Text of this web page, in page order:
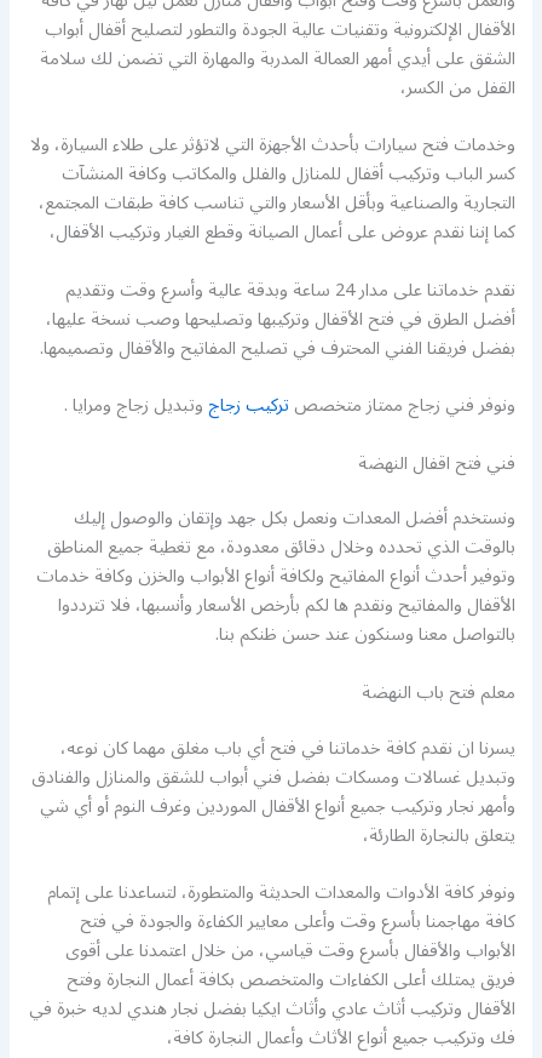
الأقفال الإلكترونية وتقنيات عالية الجودة والتطور لتصليح أقفال أبواب
الشقق على أيدي أمهر العمالة المدربة والمهارة التي تضمن لك سلامة
القفل من الكسر،
وخدمات فتح سيارات بأحدث الأجهزة التي لاتؤثر على طلاء السيارة، ولا
كسر الباب وتركيب أقفال للمنازل والفلل والمكاتب وكافة المنشآت
التجارية والصناعية وبأقل الأسعار والتي تناسب كافة طبقات المجتمع،
كما إننا نقدم عروض على أعمال الصيانة وقطع الغيار وتركيب الأقفال،
نقدم خدماتنا على مدار 24 ساعة وبدقة عالية وأسرع وقت وتقديم
أفضل الطرق في فتح الأقفال وتركيبها وتصليحها وصب نسخة عليها،
بفضل فريقنا الفني المحترف في تصليح المفاتيح والأقفال وتصميمها.
ونوفر فني زجاج ممتاز متخصصتركيب زجاجوتبديل زجاج ومرايا .
فني فتح اقفال النهضة
ونستخدم أفضل المعدات ونعمل بكل جهد وإتقان والوصول إليك
بالوقت الذي تحدده وخلال دقائق معدودة، مع تغطية جميع المناطق
وتوفير أحدث أنواع المفاتيح ولكافة أنواع الأبواب والخزن وكافة خدمات
الأقفال والمفاتيح ونقدم ها لكم بأرخص الأسعار وأنسبها، فلا تترددوا
بالتواصل معنا وسنكون عند حسن ظنكم بنا.
معلم فتح باب النهضة
يسرنا ان نقدم كافة خدماتنا في فتح أي باب مغلق مهما كان نوعه،
وتبديل غسالات ومسكات بفضل فني أبواب للشقق والمنازل والفنادق
وأمهر نجار وتركيب جميع أنواع الأقفال الموردين وغرف النوم أو أي شي
يتعلق بالنجارة الطارئة،
ونوفر كافة الأدوات والمعدات الحديثة والمتطورة، لتساعدنا على إتمام
كافة مهاجمنا بأسرع وقت وأعلى معايير الكفاءة والجودة في فتح
الأبواب والأقفال بأسرع وقت قياسي، من خلال اعتمدنا على أقوى
فريق يمتلك أعلى الكفاءات والمتخصص بكافة أعمال النجارة وفتح
الأقفال وتركيب أثاث عادي وأثاث ايكيا بفضل نجار هندي لديه خبرة في
فك وتركيب جميع أنواع الأثاث وأعمال النجارة كافة،